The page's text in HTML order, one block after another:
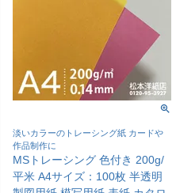
淡いカラーのトレーシング紙 カードや
作品制作に
MSトレーシング 色付き 200g/
平米 A4サイズ：100枚 半透明